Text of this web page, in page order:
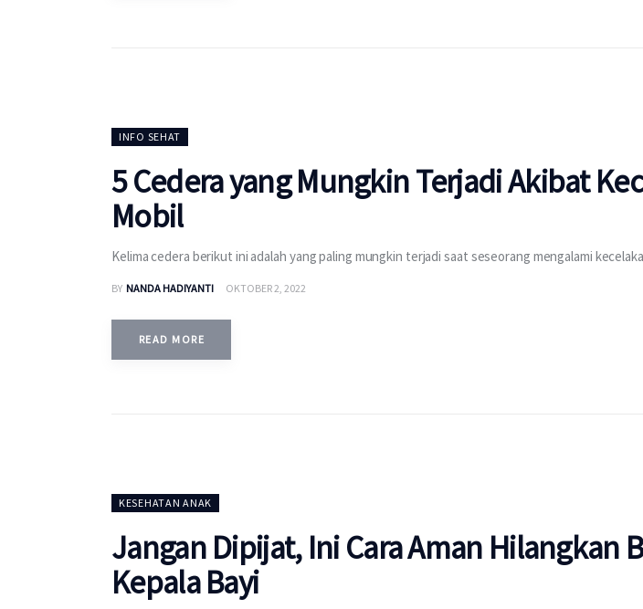
INFO SEHAT
5 Cedera yang Mungkin Terjadi Akibat
Mobil
Kelima cedera berikut ini adalah yang paling mungkin terjadi saat seseorang mengalami
BY NANDA HADIYANTI OKTOBER 2, 2022
READ MORE
KESEHATAN ANAK
Jangan Dipijat, Ini Cara Aman Hilangkan
Kepala Bayi